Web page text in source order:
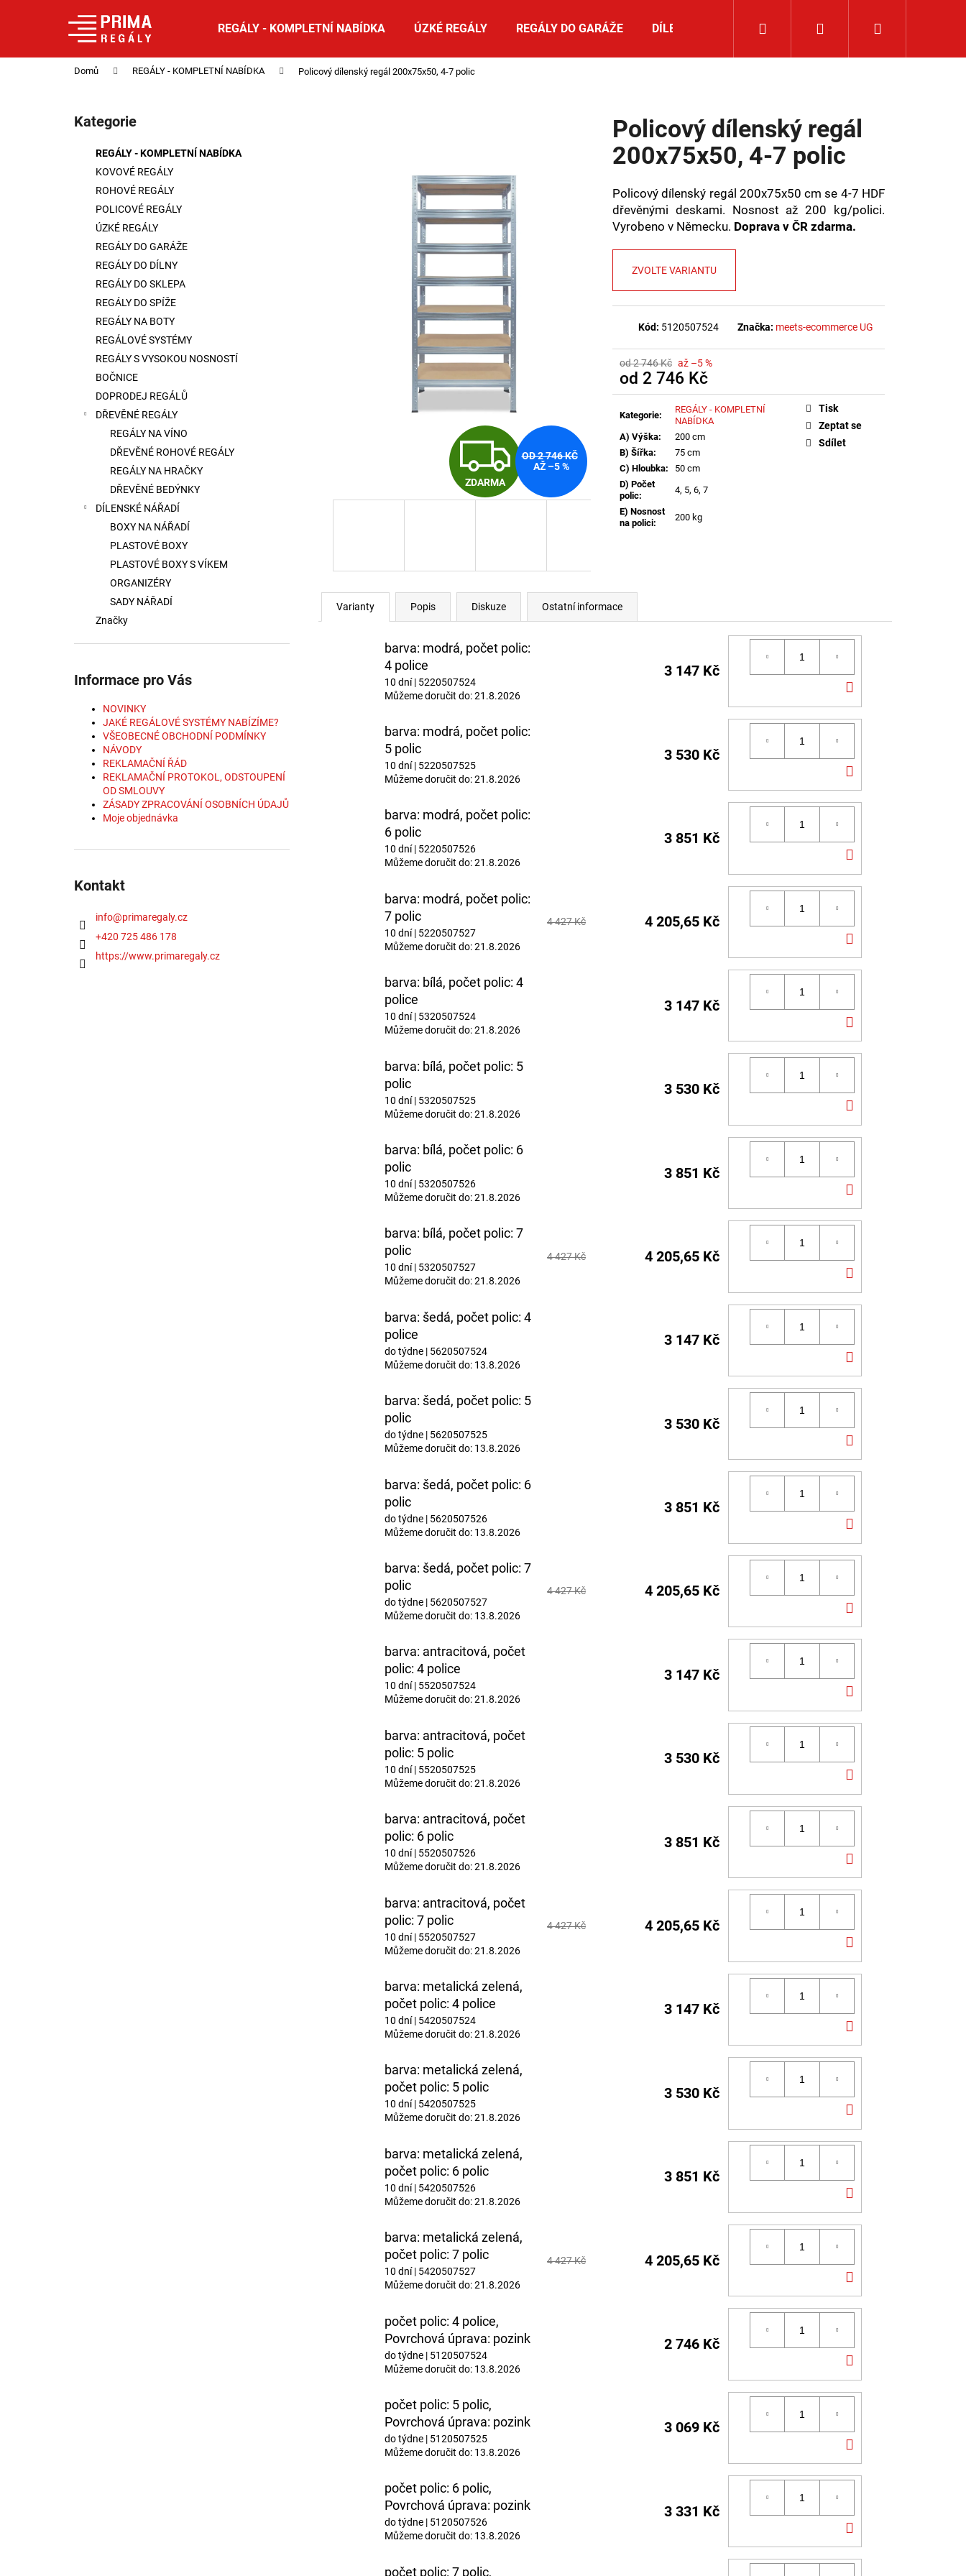
REGÁLY - KOMPLETNÍ NABÍDKA ÚZKÉ REGÁLY REGÁLY DO GARÁŽE DÍLENSKÉ NÁŘADÍ ROHOVÉ REGÁLY
Přihlášení
Domů REGÁLY - KOMPLETNÍ NABÍDKA Policový dílenský regál 200x75x50, 4-7 polic
Přeskočit
kategorie
Kategorie
REGÁLY - KOMPLETNÍ NABÍDKA
KOVOVÉ REGÁLY
ROHOVÉ REGÁLY
POLICOVÉ REGÁLY
ÚZKÉ REGÁLY
REGÁLY DO GARÁŽE
REGÁLY DO DÍLNY
REGÁLY DO SKLEPA
REGÁLY DO SPÍŽE
REGÁLY NA BOTY
REGÁLOVÉ SYSTÉMY
REGÁLY S VYSOKOU NOSNOSTÍ
BOČNICE
DOPRODEJ REGÁLŮ
DŘEVĚNÉ REGÁLY
REGÁLY NA VÍNO
DŘEVĚNÉ ROHOVÉ REGÁLY
REGÁLY NA HRAČKY
DŘEVĚNÉ BEDÝNKY
DÍLENSKÉ NÁŘADÍ
BOXY NA NÁŘADÍ
PLASTOVÉ BOXY
PLASTOVÉ BOXY S VÍKEM
ORGANIZÉRY
SADY NÁŘADÍ
Značky
Informace pro Vás
NOVINKY
JAKÉ REGÁLOVÉ SYSTÉMY NABÍZÍME?
VŠEOBECNÉ OBCHODNÍ PODMÍNKY
NÁVODY
REKLAMAČNÍ ŘÁD
REKLAMAČNÍ PROTOKOL, ODSTOUPENÍ
OD SMLOUVY
ZÁSADY ZPRACOVÁNÍ OSOBNÍCH ÚDAJŮ
Moje objednávka
Kontakt
info@primaregaly.cz
+420 725 486 178
https://www.primaregaly.cz
Policový dílenský regál
200x75x50, 4-7 polic
Policový dílenský regál 200x75x50 cm se 4-7 HDF
dřevěnými deskami. Nosnost až 200 kg/polici.
Vyrobeno v Německu. Doprava v ČR zdarma.
ZVOLTE VARIANTU
Kód: 5120507524 Značka: meets-ecommerce UG
od 2 746 Kč až –5 %
od 2 746 Kč
Měrná
Kategorie:
REGÁLY - KOMPLETNÍ
NABÍDKA
A) Výška:
200 cm
B) Šířka:
75 cm
C) Hloubka:
50 cm
D) Počet
polic:
4, 5, 6, 7
E) Nosnost
na polici:
200 kg
Tisk
Zeptat se
Sdílet
Z
D
R
M
A
ZDARMA
OD 2 746 KČ
AŽ –5 %
Varianty Popis Diskuze Ostatní informace
barva: modrá, počet polic:
4 police
10 dní| 5220507524
Můžeme doručit do:21.8.2026
3 147 Kč
KOŠÍKU
barva: modrá, počet polic:
5 polic
10 dní| 5220507525
Můžeme doručit do:21.8.2026
3 530 Kč
KOŠÍKU
barva: modrá, počet polic:
6 polic
10 dní| 5220507526
Můžeme doručit do:21.8.2026
3 851 Kč
KOŠÍKU
barva: modrá, počet polic:
7 polic
10 dní| 5220507527
Můžeme doručit do:21.8.2026
4 427 Kč 4 205,65 Kč
KOŠÍKU
barva: bílá, počet polic: 4
police
10 dní| 5320507524
Můžeme doručit do:21.8.2026
3 147 Kč
KOŠÍKU
barva: bílá, počet polic: 5
polic
10 dní| 5320507525
Můžeme doručit do:21.8.2026
3 530 Kč
KOŠÍKU
barva: bílá, počet polic: 6
polic
10 dní| 5320507526
Můžeme doručit do:21.8.2026
3 851 Kč
KOŠÍKU
barva: bílá, počet polic: 7
polic
10 dní| 5320507527
Můžeme doručit do:21.8.2026
4 427 Kč 4 205,65 Kč
KOŠÍKU
barva: šedá, počet polic: 4
police
do týdne | 5620507524
Můžeme doručit do: 13.8.2026
3 147 Kč
KOŠÍKU
barva: šedá, počet polic: 5
polic
do týdne | 5620507525
Můžeme doručit do: 13.8.2026
3 530 Kč
KOŠÍKU
barva: šedá, počet polic: 6
polic
do týdne | 5620507526
Můžeme doručit do: 13.8.2026
3 851 Kč
KOŠÍKU
barva: šedá, počet polic: 7
polic
do týdne | 5620507527
Můžeme doručit do: 13.8.2026
4 427 Kč 4 205,65 Kč
KOŠÍKU
barva: antracitová, počet
polic: 4 police
10 dní| 5520507524
Můžeme doručit do:21.8.2026
3 147 Kč
KOŠÍKU
barva: antracitová, počet
polic: 5 polic
10 dní| 5520507525
Můžeme doručit do:21.8.2026
3 530 Kč
KOŠÍKU
barva: antracitová, počet
polic: 6 polic
10 dní| 5520507526
Můžeme doručit do:21.8.2026
3 851 Kč
KOŠÍKU
barva: antracitová, počet
polic: 7 polic
10 dní| 5520507527
Můžeme doručit do:21.8.2026
4 427 Kč 4 205,65 Kč
KOŠÍKU
barva: metalická zelená,
počet polic: 4 police
10 dní| 5420507524
Můžeme doručit do:21.8.2026
3 147 Kč
KOŠÍKU
barva: metalická zelená,
počet polic: 5 polic
10 dní| 5420507525
Můžeme doručit do:21.8.2026
3 530 Kč
KOŠÍKU
barva: metalická zelená,
počet polic: 6 polic
10 dní| 5420507526
Můžeme doručit do:21.8.2026
3 851 Kč
KOŠÍKU
barva: metalická zelená,
počet polic: 7 polic
10 dní| 5420507527
Můžeme doručit do:21.8.2026
4 427 Kč 4 205,65 Kč
KOŠÍKU
počet polic: 4 police,
Povrchová úprava: pozink
do týdne | 5120507524
Můžeme doručit do: 13.8.2026
2 746 Kč
KOŠÍKU
počet polic: 5 polic,
Povrchová úprava: pozink
do týdne | 5120507525
Můžeme doručit do: 13.8.2026
3 069 Kč
KOŠÍKU
počet polic: 6 polic,
Povrchová úprava: pozink
do týdne | 5120507526
Můžeme doručit do: 13.8.2026
3 331 Kč
KOŠÍKU
počet polic: 7 polic,
Zpět
do
Zpět
do
Co potřebujete najít?
Doporučujeme